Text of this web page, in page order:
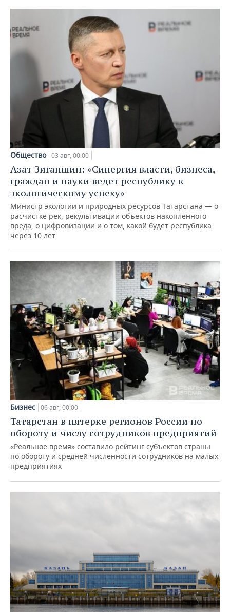
Общество 03 авг, 00:00
Азат Зиганшин: «Синергия власти, бизнеса,
граждан и науки ведет республику к
экологическому успеху»
Министр экологии и природных ресурсов Татарстана — о
расчистке рек, рекультивации объектов накопленного
вреда, о цифровизации и о том, какой будет республика
через 10 лет
Бизнес 06 авг, 00:00
Татарстан в пятерке регионов России по
обороту и числу сотрудников предприятий
«Реальное время» составило рейтинг субъектов страны
по обороту и средней численности сотрудников на малых
предприятиях